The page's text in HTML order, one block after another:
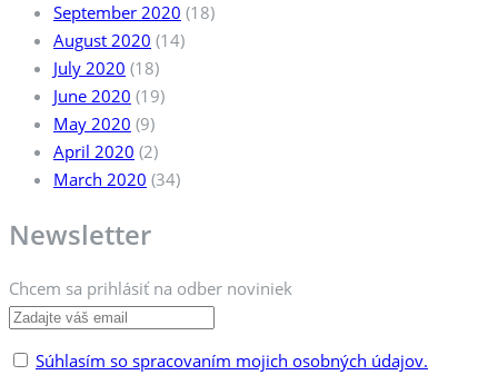
September 2020 (18)
August 2020 (14)
July 2020 (18)
June 2020 (19)
May 2020 (9)
April 2020 (2)
March 2020 (34)
Newsletter
Chcem sa prihlásiť na odber noviniek
Súhlasím so spracovaním mojich osobných údajov.